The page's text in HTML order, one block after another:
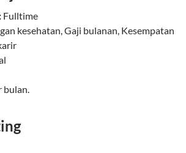
Fulltime
kesehatan, Gaji bulanan, Kesempatan
bulan.